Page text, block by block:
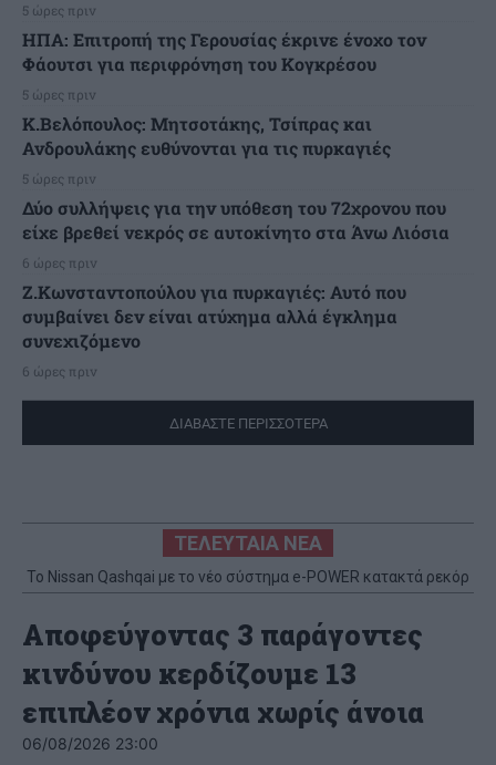
5 ώρες πριν
ΗΠΑ: Επιτροπή της Γερουσίας έκρινε ένοχο τον
Φάουτσι για περιφρόνηση του Κογκρέσου
5 ώρες πριν
K.Βελόπουλος: Μητσοτάκης, Τσίπρας και
Ανδρουλάκης ευθύνονται για τις πυρκαγιές
5 ώρες πριν
Δύο συλλήψεις για την υπόθεση του 72χρονου που
είχε βρεθεί νεκρός σε αυτοκίνητο στα Άνω Λιόσια
6 ώρες πριν
Ζ.Κωνσταντοπούλου για πυρκαγιές: Αυτό που
συμβαίνει δεν είναι ατύχημα αλλά έγκλημα
συνεχιζόμενο
6 ώρες πριν
ΔΙΑΒΑΣΤΕ ΠΕΡΙΣΣΟΤΕΡΑ